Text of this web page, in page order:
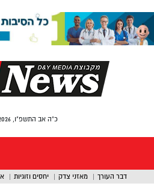
כ"ה אב התשפ"ו, 08/08/2026
דבר העורך מאזני צדק יחסים וזוגיות